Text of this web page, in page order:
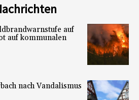
auf
auf kommunalen
nach Vandalismus